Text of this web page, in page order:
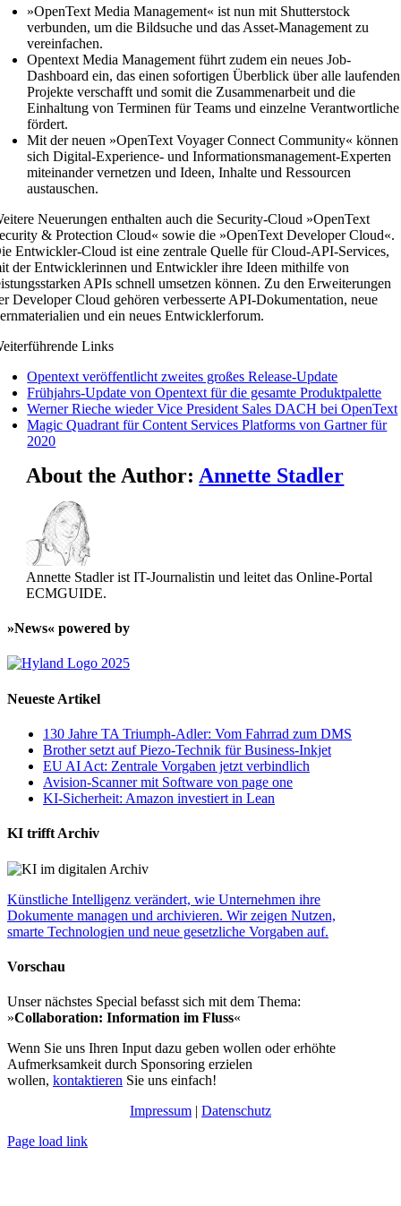
»OpenText Media Management« ist nun mit Shutterstock
verbunden, um die Bildsuche und das Asset-Management zu
vereinfachen.
Opentext Media Management führt zudem ein neues Job-
Dashboard ein, das einen sofortigen Überblick über alle laufenden
Projekte verschafft und somit die Zusammenarbeit und die
Einhaltung von Terminen für Teams und einzelne Verantwortliche
fördert.
Mit der neuen »OpenText Voyager Connect Community« können
sich Digital-Experience- und Informationsmanagement-Experten
miteinander vernetzen und Ideen, Inhalte und Ressourcen
austauschen.
Neuerungen enthalten auch die Security-Cloud »OpenText
& Protection Cloud« sowie die »OpenText Developer Cloud«.
Entwickler-Cloud ist eine zentrale Quelle für Cloud-API-Services,
der Entwicklerinnen und Entwickler ihre Ideen mithilfe von
APIs schnell umsetzen können. Zu den Erweiterungen
Developer Cloud gehören verbesserte API-Dokumentation, neue
und ein neues Entwicklerforum.
Links
Opentext veröffentlicht zweites großes Release-Update
Frühjahrs-Update von Opentext für die gesamte Produktpalette
Werner Rieche wieder Vice President Sales DACH bei OpenText
Magic Quadrant für Content Services Platforms von Gartner für
2020
About the Author: Annette Stadler
Annette Stadler ist IT-Journalistin und leitet das Online-Portal
ECMGUIDE.
»News« powered by
Neueste Artikel
130 Jahre TA Triumph-Adler: Vom Fahrrad zum DMS
Brother setzt auf Piezo-Technik für Business-Inkjet
EU AI Act: Zentrale Vorgaben jetzt verbindlich
Avision-Scanner mit Software von page one
KI-Sicherheit: Amazon investiert in Lean
KI trifft Archiv
Künstliche Intelligenz verändert, wie Unternehmen ihre
Dokumente managen und archivieren. Wir zeigen Nutzen,
smarte Technologien und neue gesetzliche Vorgaben auf.
Vorschau
Unser nächstes Special befasst sich mit dem Thema:
»Collaboration: Information im Fluss«
Wenn Sie uns Ihren Input dazu geben wollen oder erhöhte
Aufmerksamkeit durch Sponsoring erzielen
wollen, kontaktieren Sie uns einfach!
Impressum | Datenschutz
Page load link